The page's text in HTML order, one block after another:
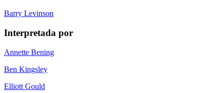
Barry Levinson
Interpretada por
Annette Bening
Ben Kingsley
Elliott Gould